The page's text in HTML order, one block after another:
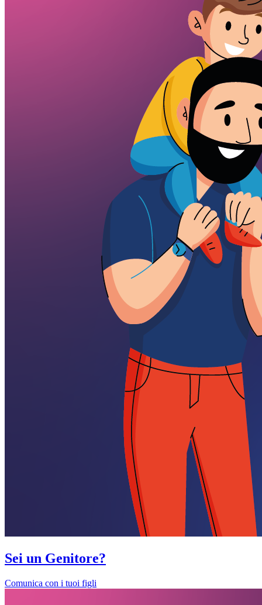
Sei un Genitore?
Comunica con i tuoi figli